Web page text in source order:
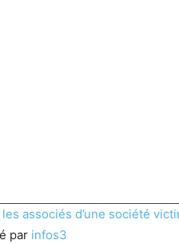
associés d’une société
par infos3